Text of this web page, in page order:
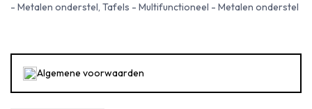
- Metalen onderstel, Tafels - Multifunctioneel - Metalen onderstel
Algemene voorwaarden